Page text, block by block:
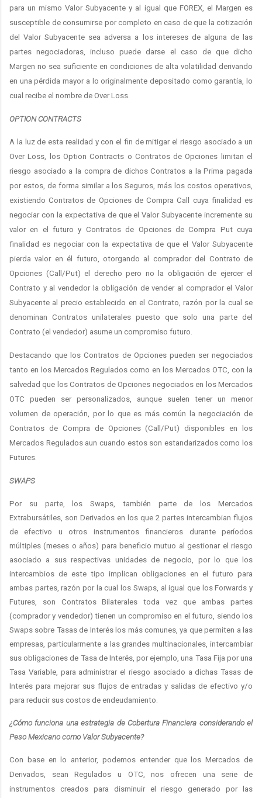
para un mismo Valor Subyacente y al igual que FOREX, el Margen es
susceptible de consumirse por completo en caso de que la cotización
del Valor Subyacente sea adversa a los intereses de alguna de las
partes negociadoras, incluso puede darse el caso de que dicho
Margen no sea suficiente en condiciones de alta volatilidad derivando
en una pérdida mayor a lo originalmente depositado como garantía, lo
cual recibe el nombre de Over Loss.
OPTION CONTRACTS
A la luz de esta realidad y con el fin de mitigar el riesgo asociado a un
Over Loss, los Option Contracts o Contratos de Opciones limitan el
riesgo asociado a la compra de dichos Contratos a la Prima pagada
por estos, de forma similar a los Seguros, más los costos operativos,
existiendo Contratos de Opciones de Compra Call cuya finalidad es
negociar con la expectativa de que el Valor Subyacente incremente su
valor en el futuro y Contratos de Opciones de Compra Put cuya
finalidad es negociar con la expectativa de que el Valor Subyacente
pierda valor en él futuro, otorgando al comprador del Contrato de
Opciones (Call/Put) el derecho pero no la obligación de ejercer el
Contrato y al vendedor la obligación de vender al comprador el Valor
Subyacente al precio establecido en el Contrato, razón por la cual se
denominan Contratos unilaterales puesto que solo una parte del
Contrato (el vendedor) asume un compromiso futuro.
Destacando que los Contratos de Opciones pueden ser negociados
tanto en los Mercados Regulados como en los Mercados OTC, con la
salvedad que los Contratos de Opciones negociados en los Mercados
OTC pueden ser personalizados, aunque suelen tener un menor
volumen de operación, por lo que es más común la negociación de
Contratos de Compra de Opciones (Call/Put) disponibles en los
Mercados Regulados aun cuando estos son estandarizados como los
Futures.
SWAPS
Por su parte, los Swaps, también parte de los Mercados
Extrabursátiles, son Derivados en los que 2 partes intercambian flujos
de efectivo u otros instrumentos financieros durante períodos
múltiples (meses o años) para beneficio mutuo al gestionar el riesgo
asociado a sus respectivas unidades de negocio, por lo que los
intercambios de este tipo implican obligaciones en el futuro para
ambas partes, razón por la cual los Swaps, al igual que los Forwards y
Futures, son Contratos Bilaterales toda vez que ambas partes
(comprador y vendedor) tienen un compromiso en el futuro, siendo los
Swaps sobre Tasas de Interés los más comunes, ya que permiten a las
empresas, particularmente a las grandes multinacionales, intercambiar
sus obligaciones de Tasa de Interés, por ejemplo, una Tasa Fija por una
Tasa Variable, para administrar el riesgo asociado a dichas Tasas de
Interés para mejorar sus flujos de entradas y salidas de efectivo y/o
para reducir sus costos de endeudamiento.
¿Cómo funciona una estrategia de Cobertura Financiera considerando el
Peso Mexicano como Valor Subyacente?
Con base en lo anterior, podemos entender que los Mercados de
Derivados, sean Regulados u OTC, nos ofrecen una serie de
instrumentos creados para disminuir el riesgo generado por las